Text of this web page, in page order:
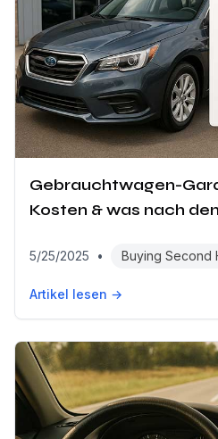
Gebrauchtwagen-
Kosten & was nach
5/25/2025 • Buying Second
Artikel lesen →